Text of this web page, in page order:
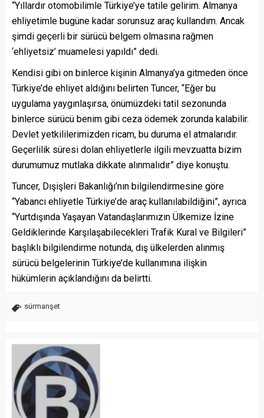
“Yıllardır otomobilimle Türkiye’ye tatile gelirim. Almanya
ehliyetimle bugüne kadar sorunsuz araç kullandım. Ancak
şimdi geçerli bir sürücü belgem olmasına rağmen
‘ehliyetsiz’ muamelesi yapıldı” dedi.
Kendisi gibi on binlerce kişinin Almanya’ya gitmeden önce
Türkiye’de ehliyet aldığını belirten Tuncer, “Eğer bu
uygulama yaygınlaşırsa, önümüzdeki tatil sezonunda
binlerce sürücü benim gibi ceza ödemek zorunda kalabilir.
Devlet yetkililerimizden ricam, bu duruma el atmalarıdır.
Geçerlilik süresi dolan ehliyetlerle ilgili mevzuatta bizim
durumumuz mutlaka dikkate alınmalıdır” diye konuştu.
Tuncer, Dışişleri Bakanlığı’nın bilgilendirmesine göre
“Yabancı ehliyetle Türkiye’de araç kullanılabildiğini”, ayrıca
“Yurtdışında Yaşayan Vatandaşlarımızın Ülkemize İzine
Geldiklerinde Karşılaşabilecekleri Trafik Kural ve Bilgileri”
başlıklı bilgilendirme notunda, dış ülkelerden alınmış
sürücü belgelerinin Türkiye’de kullanımına ilişkin
hükümlerin açıklandığını da belirtti.
sürmanşet